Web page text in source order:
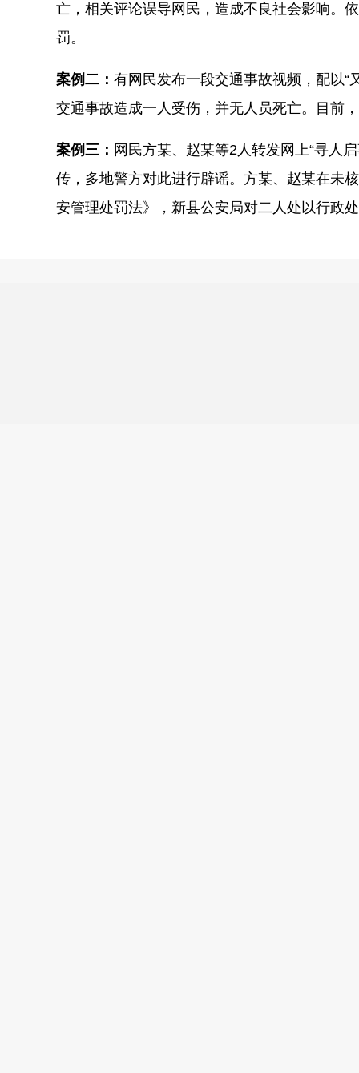
亡，相关评论误导网民，造成不良社会影响。
罚。
案例二： 有网民发布一段交通事故视频，配以“
交通事故造成一人受伤，并无人员死亡。目前
案例三： 网民方某、赵某等2人转发网上“寻人
传，多地警方对此进行辟谣。方某、赵某在未
安管理处罚法》，新县公安局对二人处以行政